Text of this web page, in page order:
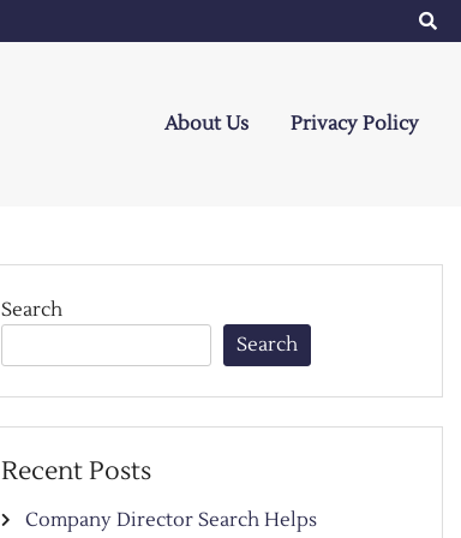
About Us Privacy Policy
Search
Search
Recent Posts
Company Director Search Helps